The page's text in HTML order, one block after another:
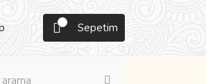
Sepetim